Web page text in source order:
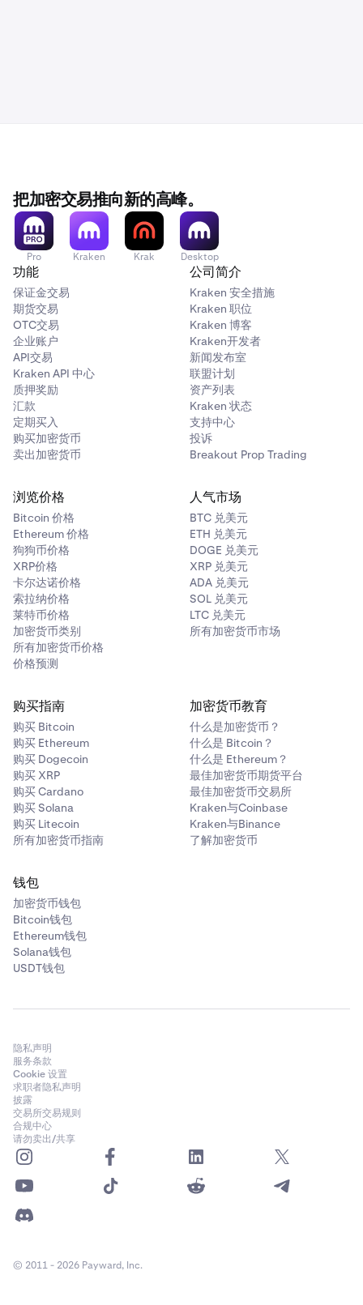
把加密交易推向新的高峰。
Pro Kraken Krak Desktop
功能
保证金交易
期货交易
OTC交易
企业账户
API交易
Kraken API 中心
质押奖励
汇款
定期买入
购买加密货币
卖出加密货币
公司简介
Kraken 安全措施
Kraken 职位
Kraken 博客
Kraken开发者
新闻发布室
联盟计划
资产列表
Kraken 状态
支持中心
投诉
Breakout Prop Trading
浏览价格
Bitcoin 价格
Ethereum 价格
狗狗币价格
XRP价格
卡尔达诺价格
索拉纳价格
莱特币价格
加密货币类别
所有加密货币价格
价格预测
人气市场
BTC 兑美元
ETH 兑美元
DOGE 兑美元
XRP 兑美元
ADA 兑美元
SOL 兑美元
LTC 兑美元
所有加密货币市场
购买指南
购买 Bitcoin
购买 Ethereum
购买 Dogecoin
购买 XRP
购买 Cardano
购买 Solana
购买 Litecoin
所有加密货币指南
加密货币教育
什么是加密货币？
什么是 Bitcoin？
什么是 Ethereum？
最佳加密货币期货平台
最佳加密货币交易所
Kraken与Coinbase
Kraken与Binance
了解加密货币
钱包
加密货币钱包
Bitcoin钱包
Ethereum钱包
Solana钱包
USDT钱包
隐私声明
服务条款
Cookie 设置
求职者隐私声明
披露
交易所交易规则
合规中心
请勿卖出/共享
© 2011 - 2026 Payward, Inc.